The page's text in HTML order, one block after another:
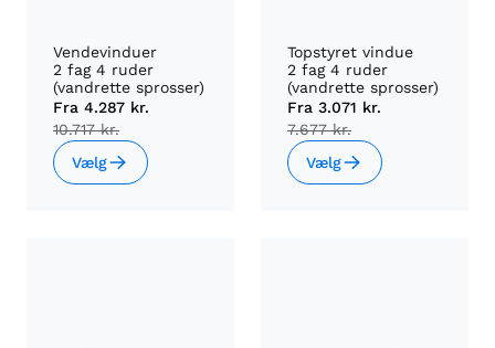
Vendevinduer
2 fag 4 ruder
(vandrette sprosser)
Fra 4.287 kr.
10.717 kr.
Vælg
Topstyret vindue
2 fag 4 ruder
(vandrette sprosser)
Fra 3.071 kr.
7.677 kr.
Vælg